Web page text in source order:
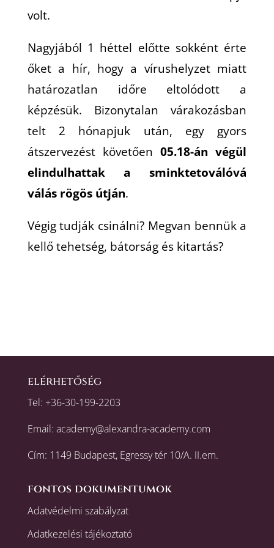
volt.
Nagyjából 1 héttel előtte sokként érte
őket a hír, hogy a vírushelyzet miatt
határozatlan időre eltolódott a
képzésük. Bizonytalan várakozásban
telt 2 hónapjuk után, egy gyors
átszervezést követően05.18-án végül
elindulhattak a sminktetoválóvá
válás rögös útján.
Végig tudják csinálni? Megvan bennük a
kellő tehetség, bátorság és kitartás?
elérhetőség
Tel: +36-30-199-2203
Email: academy@alexandra-academy.com
Cím: 1149 Budapest, Egressy tér 10/A. II.em.
fontos dokumentumok
Adatvédelmi szabályzat
Adatkezelési tájékoztató